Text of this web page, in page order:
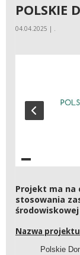
POLSKIE
04.04.2025 | .
Projekt ma na
stosowania
środowiskowej
Nazwa projektu
Polskie